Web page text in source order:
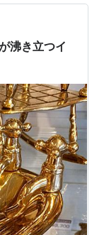
少時に使った
わが家の資
沸き立つイ